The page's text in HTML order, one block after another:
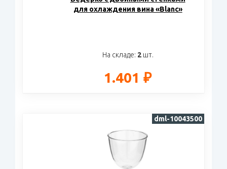
для охлаждения вина «Blanc»
На складе: 2шт.
1.401 ₽
dml-10043500